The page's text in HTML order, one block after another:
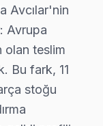
Hisense arızası
servis
panel
ettiğinizde
Avcılar'nin
Avrupa
olan teslim
Bu fark, 11
stoğu